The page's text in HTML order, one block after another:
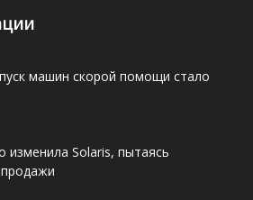
машин скорой помощи стало
изменила Solaris, пытаясь